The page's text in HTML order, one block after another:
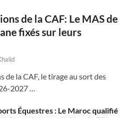
de la CAF: Le MAS de
fixés sur leurs
de la CAF, le tirage au sort des
2027 …
Équestres : Le Maroc qualifié